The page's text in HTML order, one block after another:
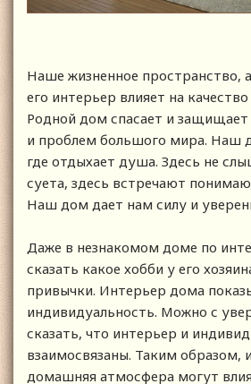
Наше жизненное пространство,
его интерьер влияет на
Родной дом спасает и защищает
и проблем большого мира. Наш
где отдыхает душа. Здесь не
суета, здесь встречают
Наш дом дает нам силу и
Даже в незнакомом доме по
сказать какое хобби у его
привычки. Интерьер дома
индивидуальность. Можно с
сказать, что интерьер и
взаимосвязаны. Таким образом,
домашняя атмосфера могут